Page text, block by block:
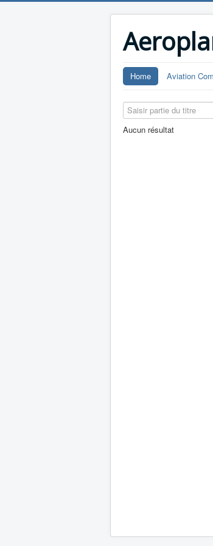
Home Aviation
Saisir partie du titre
Aucun résultat